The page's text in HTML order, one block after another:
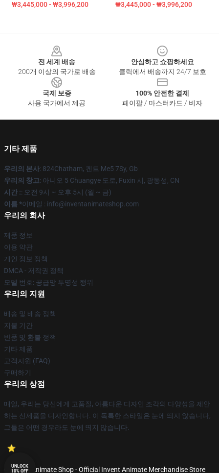
₩3,445,000 - ₩3,996,200 ₩3,445,000 - ₩3,996,200
전 세계 배송
200개 이상의 국가로 배송
안심하고 쇼핑하세요
클릭에서 배송까지 24/7 보호
국제 보증
사용 국가에서 제공
100% 안전한 결제
페이팔 / 마스터카드 / 비자
기타 제품
우리의 본사: 824Chatham, 켄트 Me5 7Sy, Gb
우리의 창고: 아니오 5 Chuangye 도로, Fuxin 시, 광동성, CN
시간 :: 오전 9시 ~ 오후 5시 (월 ~ 금)
이름 *이메일 : info@inventanimateshop.com
우리의 회사
제품 정보
이용 약관
개인 정보 정책
DMCA - 저작권 정책
모델 번호: 공급망 투명성 행위
우리의 지원
배송 및 배송 정책
지불 기간
반품 및 환불 정책
기타 제품
고객지원 (FAQ)
구매하기
우리의 상점
매일, 우리는 당신에게 고품질, 아름다운 디자인 조각의 다양성을 제안
하는 신제품을 디자인합니다. 이 독특한 스타일은 눈에 띄지 않습니다,
그들은 어떤 경우라도 눈에 띄지 않습니다.
© Invent Animate Shop - Official Invent Animate Merchandise Store
UNLOCK
10% OFF